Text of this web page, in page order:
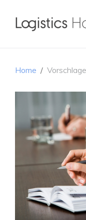
Home